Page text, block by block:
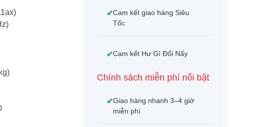
Cam kết giao hàng Siêu
Tốc
Cam kết Hư Gì Đổi Nấy
Chính sách miễn phí nổi bật
Giao hàng nhanh 3–4 giờ
miễn phí